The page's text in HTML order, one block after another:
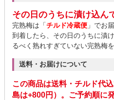
その日のうちに漬け込ん
完熟梅は「 チルド冷蔵便」でお
到着したら、その日のうちに漬
るべく熟れすぎていない完熟梅
送料・お届けについて
この商品は送料・チルド代
島は+800円）。ご予約順に